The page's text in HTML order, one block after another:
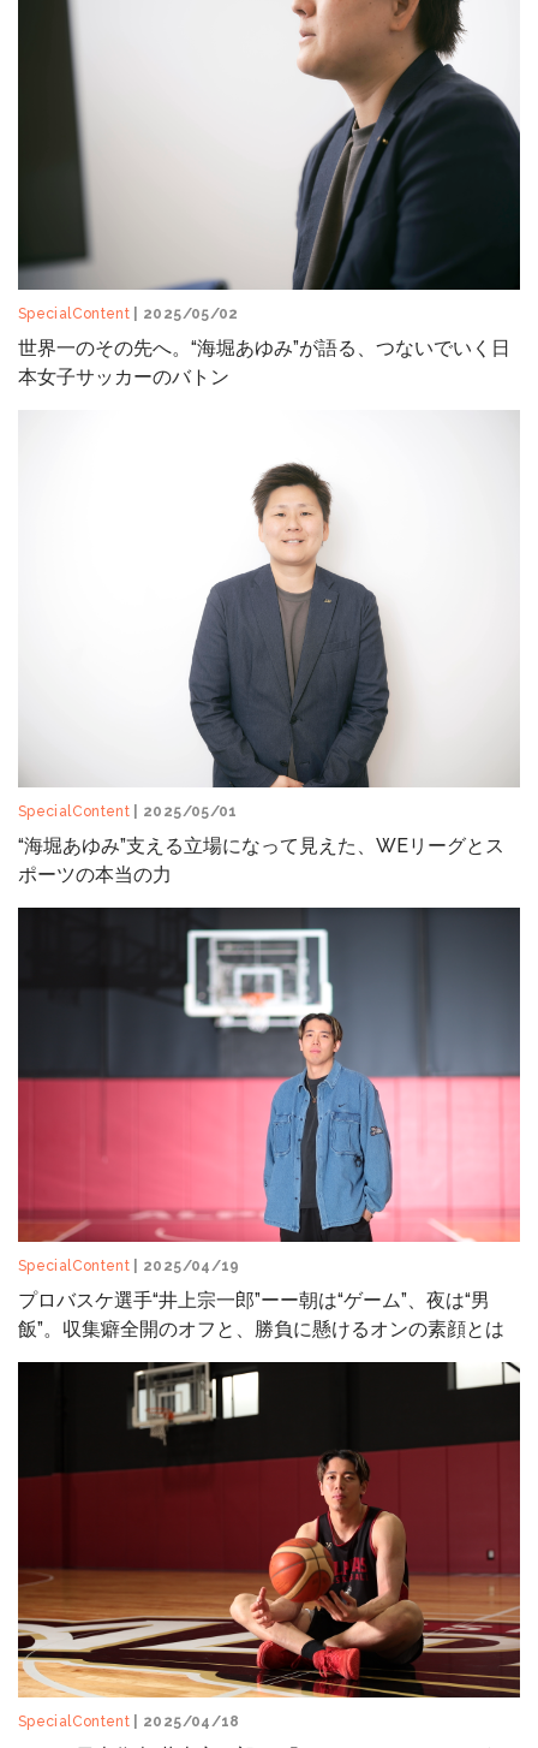
SpecialContent | 2025/05/02
世界一のその先へ。“海堀あゆみ”が語る、つないでいく日
本女子サッカーのバトン
SpecialContent | 2025/05/01
“海堀あゆみ”支える立場になって見えた、WEリーグとス
ポーツの本当の力
SpecialContent | 2025/04/19
プロバスケ選手“井上宗一郎”ーー朝は“ゲーム”、夜は“男
飯”。収集癖全開のオフと、勝負に懸けるオンの素顔とは
SpecialContent | 2025/04/18